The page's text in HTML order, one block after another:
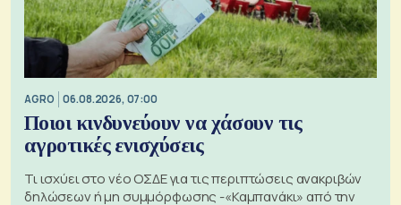
AGRO 06.08.2026, 07:00
Ποιοι κινδυνεύουν να χάσουν τις
αγροτικές ενισχύσεις
Τι ισχύει στο νέο ΟΣΔΕ για τις περιπτώσεις ανακριβών
δηλώσεων ή μη συμμόρφωσης -«Καμπανάκι» από την